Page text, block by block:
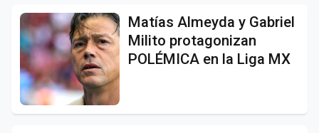
Matías Almeyda y Gabriel
Milito protagonizan
POLÉMICA en la Liga MX